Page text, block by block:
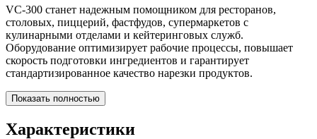
VC-300 станет надежным помощником для ресторанов,
столовых, пиццерий, фастфудов, супермаркетов с
кулинарными отделами и кейтеринговых служб.
Оборудование оптимизирует рабочие процессы, повышает
скорость подготовки ингредиентов и гарантирует
стандартизированное качество нарезки продуктов.
Показать полностью
Характеристики